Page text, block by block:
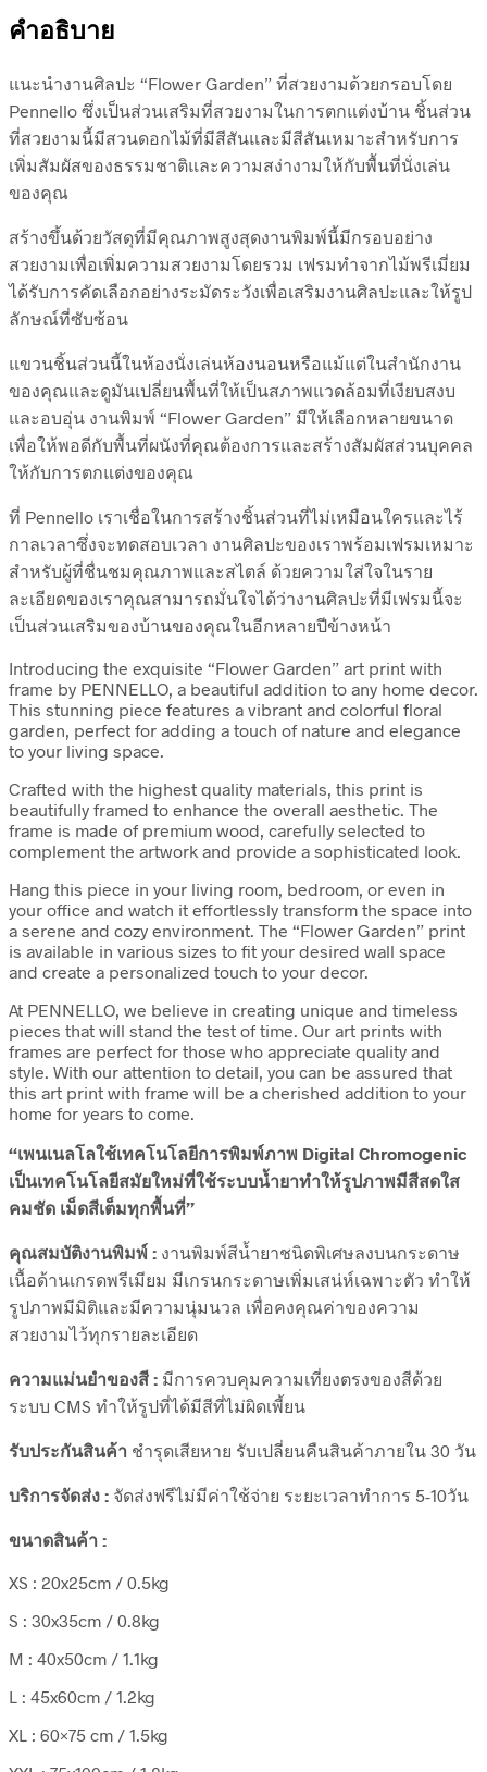
คำอธิบาย
แนะนำงานศิลปะ “Flower Garden” ที่สวยงามด้วยกรอบโดย
Pennello ซึ่งเป็นส่วนเสริมที่สวยงามในการตกแต่งบ้าน ชิ้นส่วน
ที่สวยงามนี้มีสวนดอกไม้ที่มีสีสันและมีสีสันเหมาะสำหรับการ
เพิ่มสัมผัสของธรรมชาติและความสง่างามให้กับพื้นที่นั่งเล่น
ของคุณ
สร้างขึ้นด้วยวัสดุที่มีคุณภาพสูงสุดงานพิมพ์นี้มีกรอบอย่าง
สวยงามเพื่อเพิ่มความสวยงามโดยรวม เฟรมทำจากไม้พรีเมี่ยม
ได้รับการคัดเลือกอย่างระมัดระวังเพื่อเสริมงานศิลปะและให้รูป
ลักษณ์ที่ซับซ้อน
แขวนชิ้นส่วนนี้ในห้องนั่งเล่นห้องนอนหรือแม้แต่ในสำนักงาน
ของคุณและดูมันเปลี่ยนพื้นที่ให้เป็นสภาพแวดล้อมที่เงียบสงบ
และอบอุ่น งานพิมพ์ “Flower Garden” มีให้เลือกหลายขนาด
เพื่อให้พอดีกับพื้นที่ผนังที่คุณต้องการและสร้างสัมผัสส่วนบุคคล
ให้กับการตกแต่งของคุณ
ที่ Pennello เราเชื่อในการสร้างชิ้นส่วนที่ไม่เหมือนใครและไร้
กาลเวลาซึ่งจะทดสอบเวลา งานศิลปะของเราพร้อมเฟรมเหมาะ
สำหรับผู้ที่ชื่นชมคุณภาพและสไตล์ ด้วยความใส่ใจในราย
ละเอียดของเราคุณสามารถมั่นใจได้ว่างานศิลปะที่มีเฟรมนี้จะ
เป็นส่วนเสริมของบ้านของคุณในอีกหลายปีข้างหน้า
Introducing the exquisite “Flower Garden” art print with
frame by PENNELLO, a beautiful addition to any home decor.
This stunning piece features a vibrant and colorful floral
garden, perfect for adding a touch of nature and elegance
to your living space.
Crafted with the highest quality materials, this print is
beautifully framed to enhance the overall aesthetic. The
frame is made of premium wood, carefully selected to
complement the artwork and provide a sophisticated look.
Hang this piece in your living room, bedroom, or even in
your office and watch it effortlessly transform the space into
a serene and cozy environment. The “Flower Garden” print
is available in various sizes to fit your desired wall space
and create a personalized touch to your decor.
At PENNELLO, we believe in creating unique and timeless
pieces that will stand the test of time. Our art prints with
frames are perfect for those who appreciate quality and
style. With our attention to detail, you can be assured that
this art print with frame will be a cherished addition to your
home for years to come.
“เพนเนลโลใช้เทคโนโลยีการพิมพ์ภาพ Digital Chromogenic
เป็นเทคโนโลยีสมัยใหม่ที่ใช้ระบบน้ำยาทำให้รูปภาพมีสีสดใส
คมชัด เม็ดสีเต็มทุกพื้นที่”
คุณสมบัติงานพิมพ์ : งานพิมพ์สีน้ำยาชนิดพิเศษลงบนกระดาษ
เนื้อด้านเกรดพรีเมียม มีเกรนกระดาษเพิ่มเสน่ห์เฉพาะตัว ทำให้
รูปภาพมีมิติและมีความนุ่มนวล เพื่อคงคุณค่าของความ
สวยงามไว้ทุกรายละเอียด
ความแม่นยำของสี : มีการควบคุมความเที่ยงตรงของสีด้วย
ระบบ CMS ทำให้รูปที่ได้มีสีที่ไม่ผิดเพี้ยน
รับประกันสินค้า ชำรุดเสียหาย รับเปลี่ยนคืนสินค้าภายใน 30 วัน
บริการจัดส่ง : จัดส่งฟรีไม่มีค่าใช้จ่าย ระยะเวลาทำการ 5-10วัน
ขนาดสินค้า :
XS : 20x25cm / 0.5kg
S : 30x35cm / 0.8kg
M : 40x50cm / 1.1kg
L : 45x60cm / 1.2kg
XL : 60×75 cm / 1.5kg